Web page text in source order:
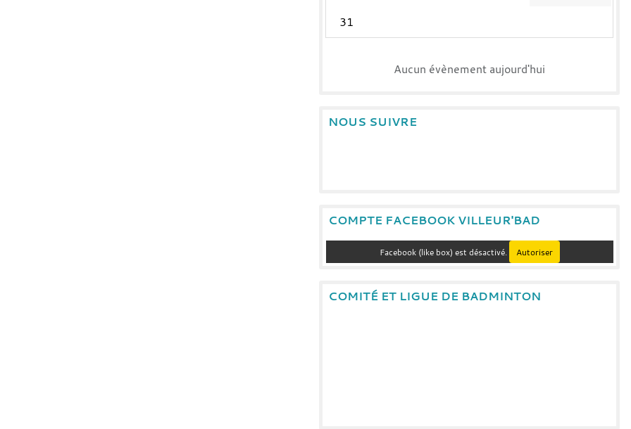
31
Aucun évènement aujourd'hui
NOUS SUIVRE
COMPTE FACEBOOK VILLEUR'BAD
Facebook (like box) est désactivé. Autoriser
COMITÉ ET LIGUE DE BADMINTON